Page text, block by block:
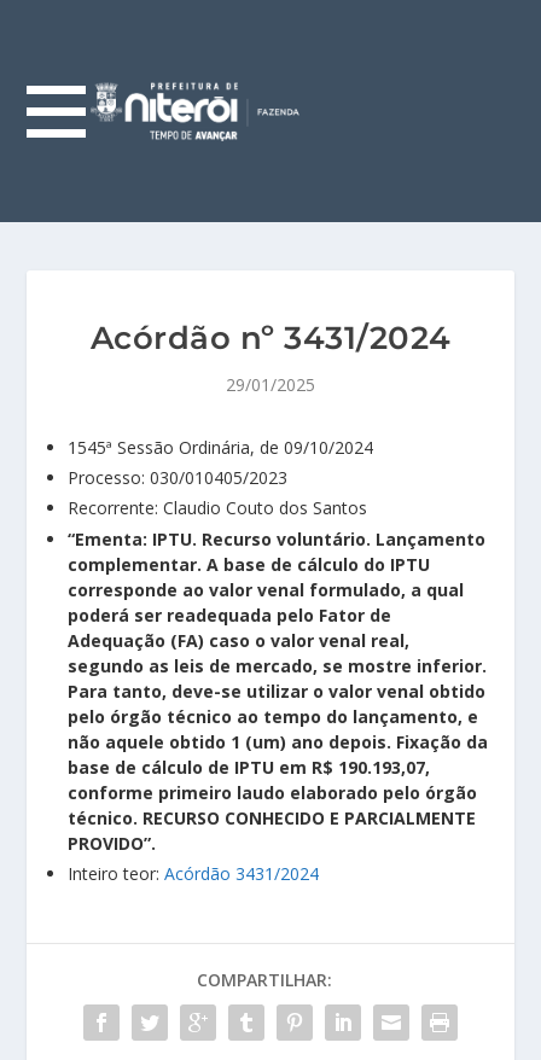
Acórdão nº 3431/2024
29/01/2025
1545ª Sessão Ordinária, de 09/10/2024
Processo: 030/010405/2023
Recorrente: Claudio Couto dos Santos
“Ementa: IPTU. Recurso voluntário. Lançamento
complementar. A base de cálculo do IPTU
corresponde ao valor venal formulado, a qual
poderá ser readequada pelo Fator de
Adequação (FA) caso o valor venal real,
segundo as leis de mercado, se mostre inferior.
Para tanto, deve-se utilizar o valor venal obtido
pelo órgão técnico ao tempo do lançamento, e
não aquele obtido 1 (um) ano depois. Fixação da
base de cálculo de IPTU em R$ 190.193,07,
conforme primeiro laudo elaborado pelo órgão
técnico. RECURSO CONHECIDO E PARCIALMENTE
PROVIDO”.
Inteiro teor:Acórdão 3431/2024
COMPARTILHAR: